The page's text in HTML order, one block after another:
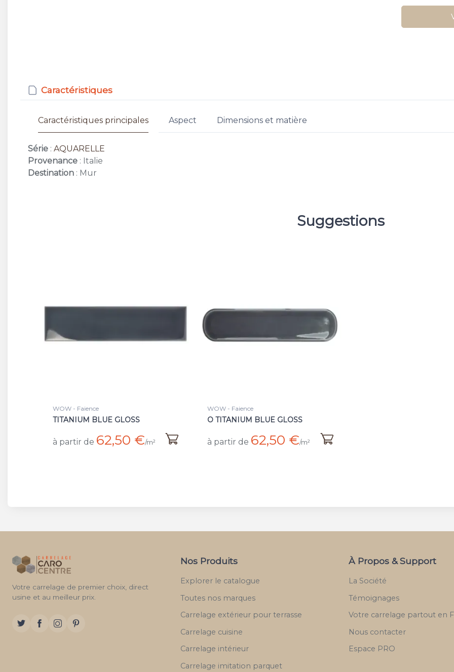
Caractéristiques
Caractéristiques principales Aspect Dimensions et matière
Série : AQUARELLE
Provenance : Italie
Destination : Mur
Suggestions
WOW - Faience
TITANIUM BLUE GLOSS
à partir de 62,50 €/m²
WOW - Faience
O TITANIUM BLUE GLOSS
à partir de 62,50 €/m²
Votre carrelage de premier choix, direct
usine et au meilleur prix.
Nos Produits
Explorer le catalogue
Toutes nos marques
Carrelage extérieur pour terrasse
Carrelage cuisine
Carrelage intérieur
Carrelage imitation parquet
À Propos & Support
La Société
Témoignages
Votre carrelage partout en
Nous contacter
Espace PRO